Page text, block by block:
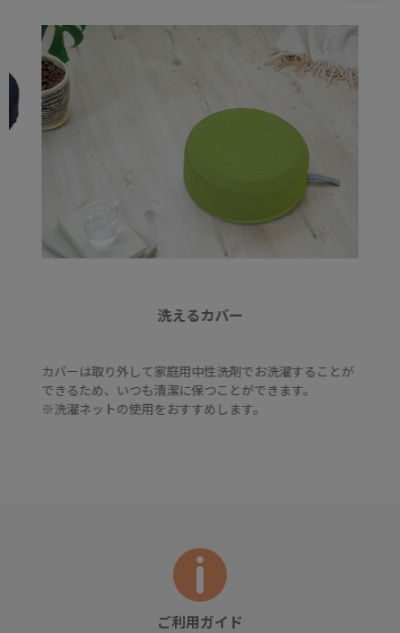
ご利用ガイド
洗えるカバー
カバーは取り外して家庭用中性洗剤でお洗濯することが
できるため、いつも清潔に保つことができます。
※洗濯ネットの使用をおすすめします。